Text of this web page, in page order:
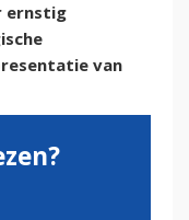
ernstig
van